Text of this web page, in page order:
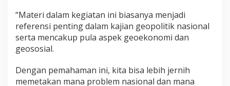
“Materi dalam kegiatan ini biasanya menjadi
referensi penting dalam kajian geopolitik nasional
serta mencakup pula aspek geoekonomi dan
geososial.
Dengan pemahaman ini, kita bisa lebih jernih
memetakan mana problem nasional dan mana